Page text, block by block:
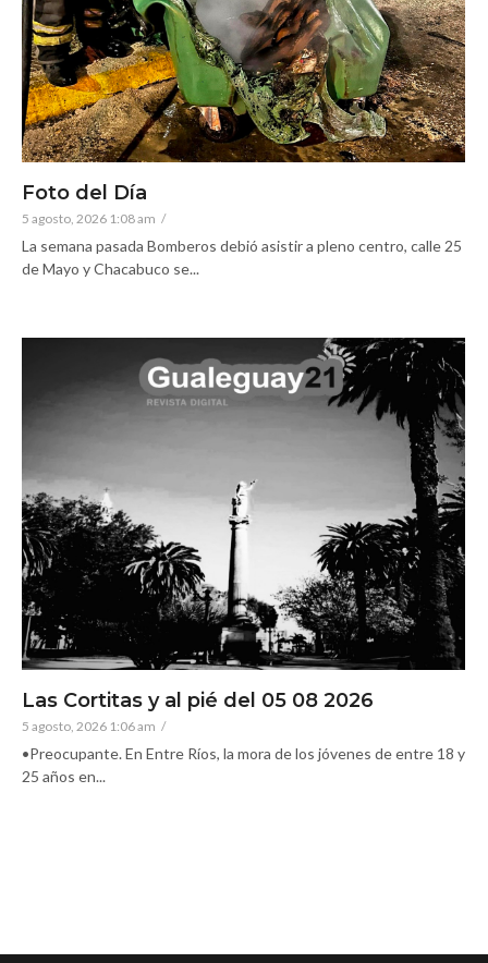
Foto del Día
5 agosto, 2026 1:08 am /
La semana pasada Bomberos debió asistir a pleno centro, calle 25
de Mayo y Chacabuco se...
Las Cortitas y al pié del 05 08 2026
5 agosto, 2026 1:06 am /
•Preocupante. En Entre Ríos, la mora de los jóvenes de entre 18 y
25 años en...